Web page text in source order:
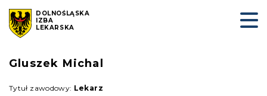
DOLNOŚLĄSKA
IZBA
LEKARSKA
Gluszek Michal
Tytuł zawodowy: Lekarz